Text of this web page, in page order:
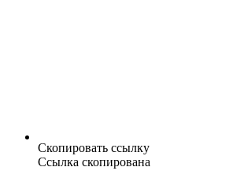
Скопировать ссылку
Ссылка скопирована